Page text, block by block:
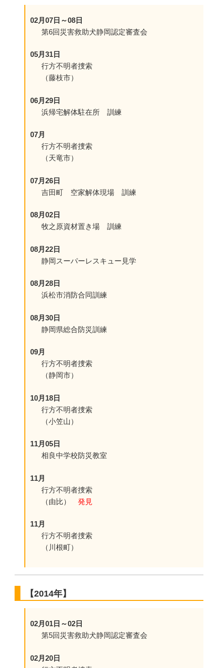
02月07日～08日
第6回災害救助犬静岡認定審査会
05月31日
行方不明者捜索
（藤枝市）
06月29日
浜帰宅解体駐在所 訓練
07月
行方不明者捜索
（天竜市）
07月26日
吉田町 空家解体現場 訓練
08月02日
牧之原資材置き場 訓練
08月22日
静岡スーパーレスキュー見学
08月28日
浜松市消防合同訓練
08月30日
静岡県総合防災訓練
09月
行方不明者捜索
（静岡市）
10月18日
行方不明者捜索
（小笠山）
11月05日
相良中学校防災教室
11月
行方不明者捜索
（由比） 発見
11月
行方不明者捜索
（川根町）
【2014年】
02月01日～02日
第5回災害救助犬静岡認定審査会
02月20日